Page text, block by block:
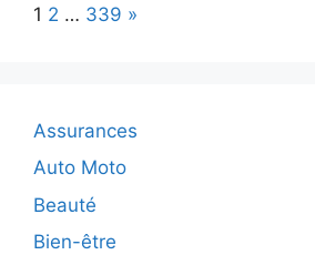
Page:
1 2 … 339 Next
»
Assurances
Auto Moto
Beauté
Bien-être